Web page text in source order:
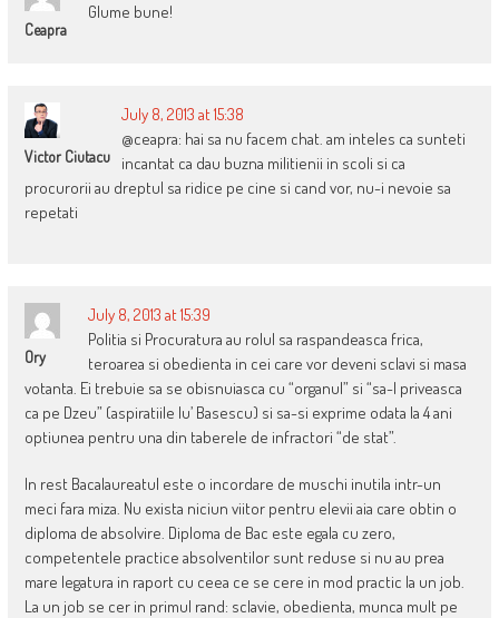
Ceapra
Glume bune!
Victor Ciutacu
July 8, 2013 at 15:38
@ceapra: hai sa nu facem chat. am inteles ca sunteti
incantat ca dau buzna militienii in scoli si ca
procurorii au dreptul sa ridice pe cine si cand vor, nu-i nevoie sa
repetati
Ory
July 8, 2013 at 15:39
Politia si Procuratura au rolul sa raspandeasca frica,
teroarea si obedienta in cei care vor deveni sclavi si masa
votanta. Ei trebuie sa se obisnuiasca cu “organul” si “sa-l priveasca
ca pe Dzeu” (aspiratiile lu’ Basescu) si sa-si exprime odata la 4 ani
optiunea pentru una din taberele de infractori “de stat”.
In rest Bacalaureatul este o incordare de muschi inutila intr-un
meci fara miza. Nu exista niciun viitor pentru elevii aia care obtin o
diploma de absolvire. Diploma de Bac este egala cu zero,
competentele practice absolventilor sunt reduse si nu au prea
mare legatura in raport cu ceea ce se cere in mod practic la un job.
La un job se cer in primul rand: sclavie, obedienta, munca mult pe